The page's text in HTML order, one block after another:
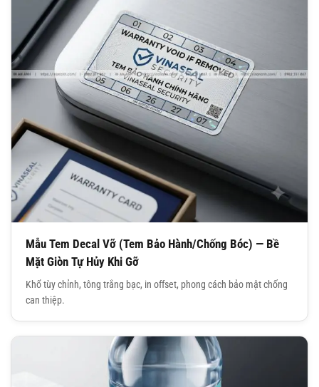
Mẫu Tem Decal Vỡ (Tem Bảo Hành/Chống Bóc) — Bề
Mặt Giòn Tự Hủy Khi Gỡ
Khổ tùy chỉnh, tông trắng bạc, in offset, phong cách bảo mật chống
can thiệp.